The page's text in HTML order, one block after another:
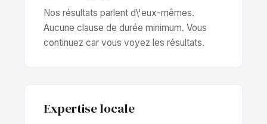
Nos résultats parlent d\'eux-mêmes.
Aucune clause de durée minimum. Vous
continuez car vous voyez les résultats.
Expertise locale